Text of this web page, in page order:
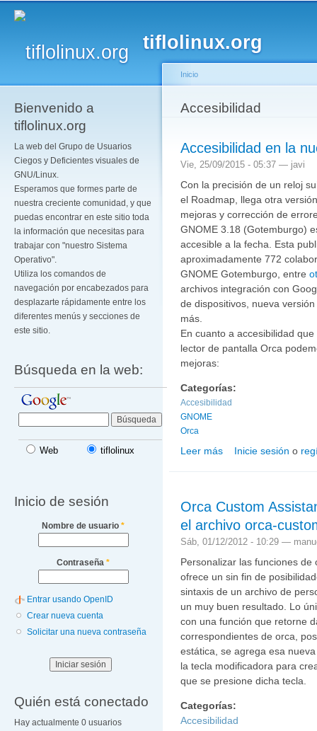
tiflolinux.org
Bienvenido a
tiflolinux.org
La web del Grupo de Usuarios
Ciegos y Deficientes visuales de
GNU/Linux.
Esperamos que formes parte de
nuestra creciente comunidad, y que
puedas encontrar en este sitio toda
la información que necesitas para
trabajar con "nuestro Sistema
Operativo".
Utiliza los comandos de
navegación por encabezados para
desplazarte rápidamente entre los
diferentes menús y secciones de
este sitio.
Búsqueda en la web:
Web tiflolinux
Inicio de sesión
Nombre de usuario *
Contraseña *
Entrar usando OpenID
Crear nueva cuenta
Solicitar una nueva contraseña
Quién está conectado
Hay actualmente 0 usuarios
Se encuentra usted
Inicio
Accesibilidad
Accesibilidad en la
Vie, 25/09/2015 - 05:37 — javi
Con la precisión de un reloj
el Roadmap, llega otra
mejoras y corrección de
GNOME 3.18 (Gotemburgo)
accesible a la fecha. Esta
aproximadamente 772
GNOME Gotemburgo, entre
archivos integración con
de dispositivos, nueva
más.
En cuanto a accesibilidad
lector de pantalla Orca
mejoras:
Categorías:
Accesibilidad
GNOME
Orca
Leer más sobre Accesibilidad en
Inicie sesión o
Orca Custom
el archivo orca-
Sáb, 01/12/2012 - 10:29 —
Personalizar las funciones
ofrece un sin fin de
sintaxis de un archivo de
un muy buen resultado. Lo
con una función que retorne
correspondientes de orca,
estática, se agrega esa
la tecla modificadora para
que se presione dicha tecla.
Categorías:
Accesibilidad